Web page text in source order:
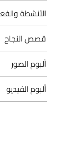
الأنشطة
قصص النجاح
ألبوم الصور
ألبوم الفيديو